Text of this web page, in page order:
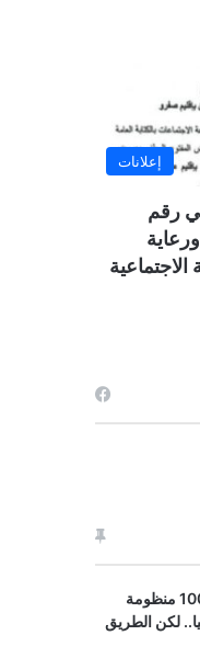
إعلانات
رقم
ورعاية
المغرب ضمن أفضل 100 منظومة
لكن الطريق